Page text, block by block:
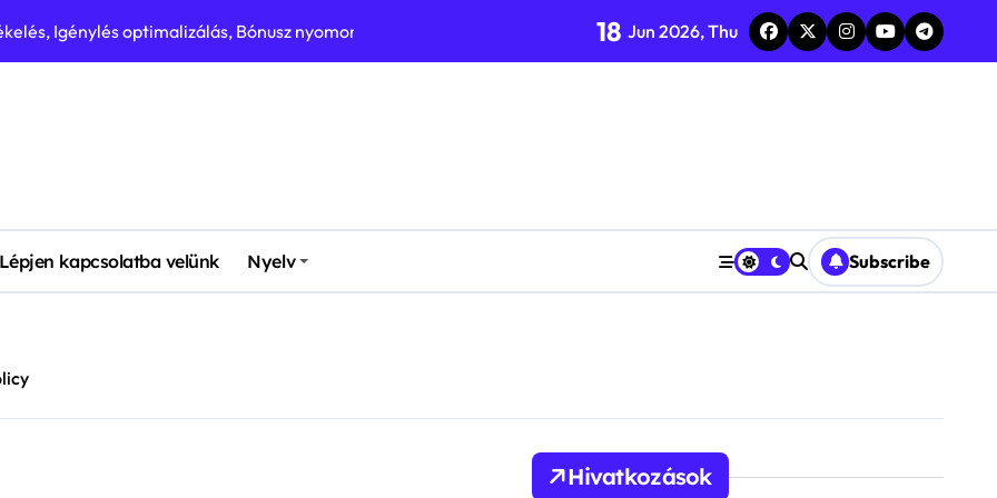
gyakorisága, Bónusz típusok
jutalmak, Igénytervezés
időzítése, Erőforrás menedzsment
Erőforrás-elosztás, Jutalmazási stratégiák
18 Jun 2026, Thu
Lépjen kapcsolatba velünk Nyelv Subscribe
Hivatkozások